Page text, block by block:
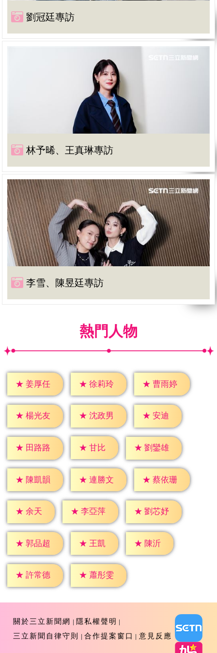
劉冠廷專訪
林予晞、王真琳專訪
李雪、陳昱廷專訪
熱門人物
★ 姜厚任 ★ 徐莉玲 ★ 曹雨婷
★ 楊光友 ★ 沈政男 ★ 安迪
★ 田路路 ★ 甘比 ★ 劉鑾雄
★ 陳凱韻 ★ 連勝文 ★ 蔡依珊
★ 余天 ★ 李亞萍 ★ 劉芯妤
★ 郭品超 ★ 王凱 ★ 陳沂
★ 許常德 ★ 蕭彤雯
關於三立新聞網
隱私權聲明
三立新聞自律守則
合作提案窗口 意見反應